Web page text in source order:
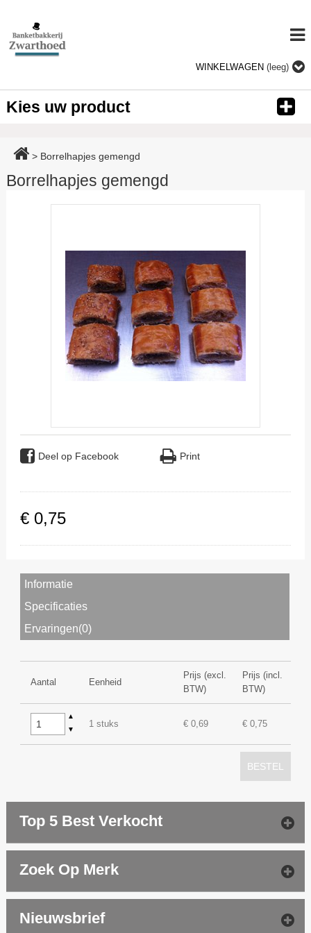
WINKELWAGEN (leeg)
Kies uw product
> Borrelhapjes gemengd
Borrelhapjes gemengd
Deel op Facebook Print
€ 0,75
Informatie
Specificaties
Ervaringen(0)
Aantal Eenheid
Prijs (excl.
BTW)
Prijs (incl.
BTW)
▲
▼
1 stuks € 0,69 € 0,75
BESTEL
Top 5 Best Verkocht
Zoek Op Merk
Nieuwsbrief